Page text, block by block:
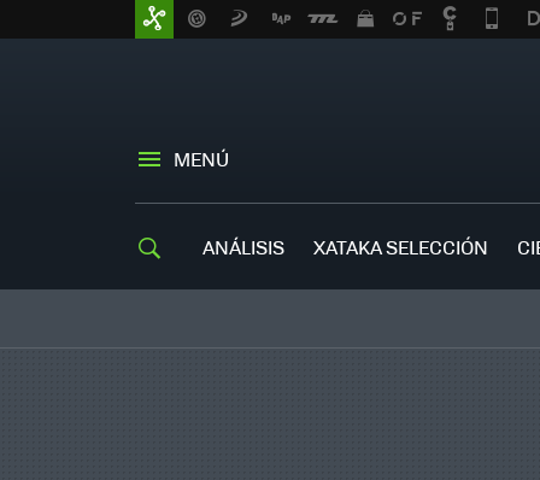
MENÚ
ANÁLISIS XATAKA SELECCIÓN